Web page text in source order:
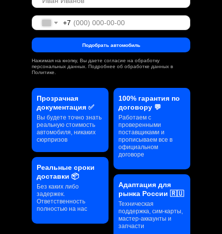
+7
Подобрать автомобиль
Прозрачная
документация ✅
Вы будете точно знать
реальную стоимость
автомобиля, никаких
сюрпризов
100% гарантия по
договору 💬
Работаем с
проверенными
поставщиками и
прописываем все в
официальном
договоре
Реальные сроки
доставки 📦
Без каких либо
задержек.
Ответственность
полностью на нас
Адаптация для
рынка России 🇷🇺
Техническая
поддержка, сим-карты,
мастер-аккаунты и
запчасти
Нажимая на кнопку, Вы даете согласие на обработку
персональных данных. Подробнее об обработке данных в
Политике